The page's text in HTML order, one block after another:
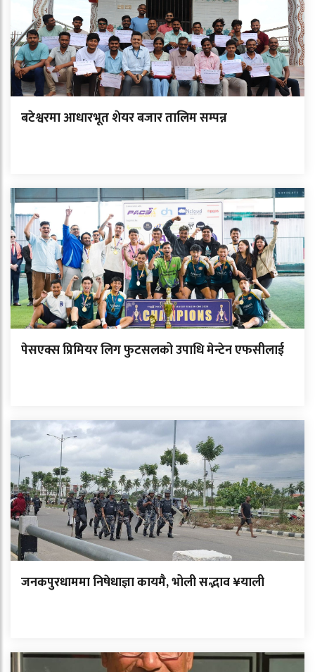
बटेश्वरमा आधारभूत शेयर बजार तालिम सम्पन्न
पेसएक्स प्रिमियर लिग फुटसलको उपाधि मेन्टेन एफसीलाई
जनकपुरधाममा निषेधाज्ञा कायमै, भोली सद्भाव ¥याली